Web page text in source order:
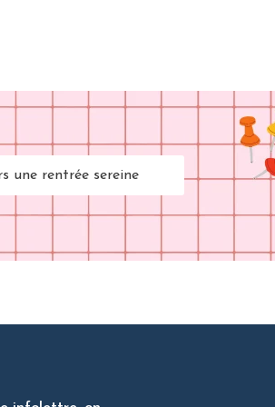
une rentrée sereine